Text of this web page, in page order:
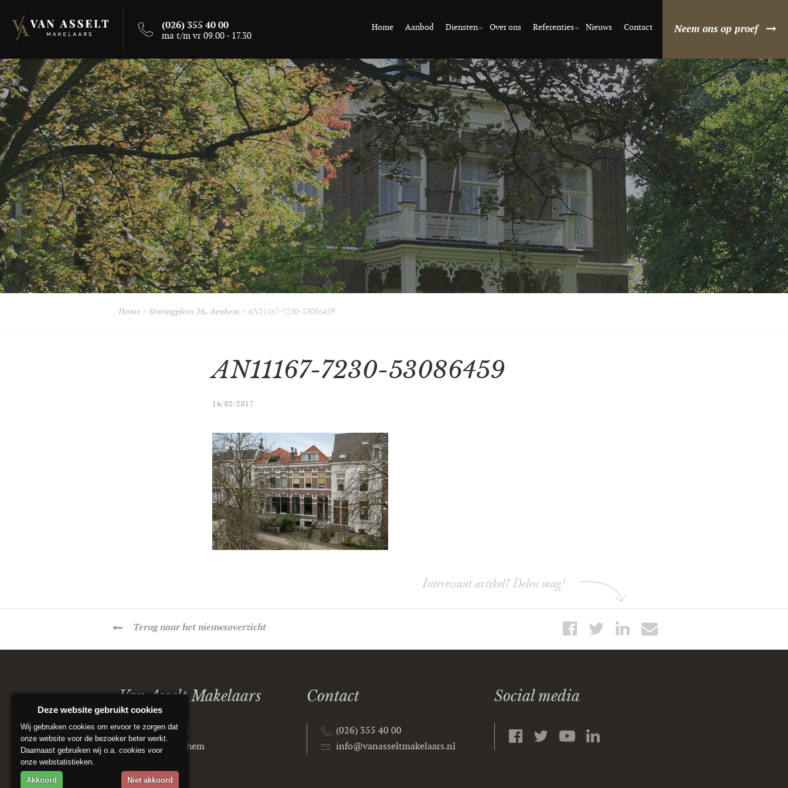
(026) 355 40 00
ma t/m vr 09.00 - 17.30
Home Aanbod Diensten Over ons Referenties Nieuws Contact Neem ons op proef
Home > Staringplein 26, Arnhem >AN11167-7230-53086459
AN11167-7230-53086459
16/02/2017
Interessant artikel? Delen mag!
Terugnaar het nieuwsoverzicht
Van Asselt Makelaars
Postbus 5151
6802 ED Arnhem
Contact
(026) 355 40 00
info@vanasseltmakelaars.nl
Social media
Deze website gebruikt cookies
Wij gebruiken cookies om ervoor te zorgen dat
onze website voor de bezoeker beter werkt.
Daarnaast gebruiken wij o.a. cookies voor
onze webstatistieken.
Akkoord Niet akkoord